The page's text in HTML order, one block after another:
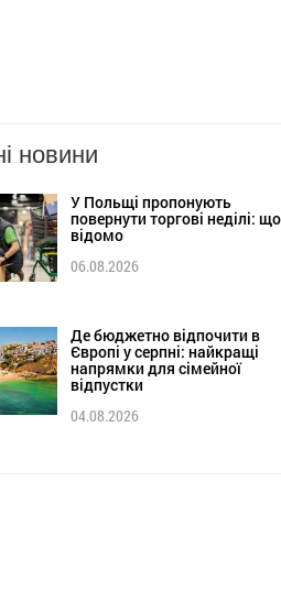
новини
У Польщі пропонують
повернути торгові неділі: що
відомо
06.08.2026
Де бюджетно відпочити в
Європі у серпні: найкращі
напрямки для сімейної
відпустки
04.08.2026